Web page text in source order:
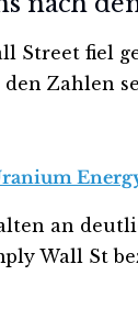
Street fiel
Zahlen
an
Wall St